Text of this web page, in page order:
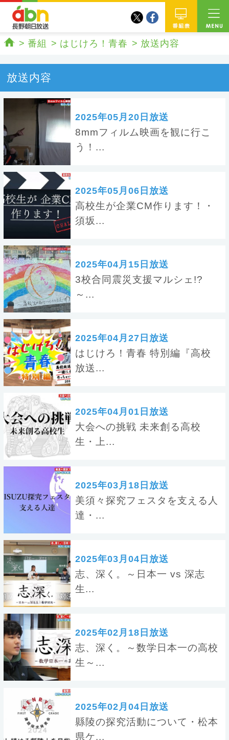
twitterfacebook
番組 はじけろ！青春 放送内容
放送内容
2025年05月20日放送
8mmフィルム映画を観に行こ
う！...
2025年05月06日放送
高校生が企業CM作ります！・
須坂...
2025年04月15日放送
3校合同震災支援マルシェ!?
～...
2025年04月27日放送
はじけろ！青春 特別編『高校
放送...
2025年04月01日放送
大会への挑戦 未来創る高校
生・上...
2025年03月18日放送
美須々探究フェスタを支える人
達・...
2025年03月04日放送
志、深く。～日本一 vs 深志
生...
2025年02月18日放送
志、深く。～数学日本一の高校
生～...
2025年02月04日放送
縣陵の探究活動について・松本
県ケ...